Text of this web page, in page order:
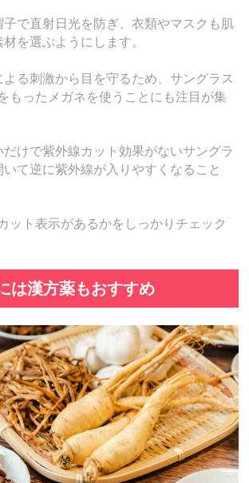
で直射日光を防ぎ、衣類やマスクも肌
を選ぶようにします。
る刺激から目を守るため、サングラス
もったメガネを使うことにも注目が集
けで紫外線カット効果がないサングラ
て逆に紫外線が入りやすくなること
ット表示があるかをしっかりチェック
は漢方薬もおすすめ